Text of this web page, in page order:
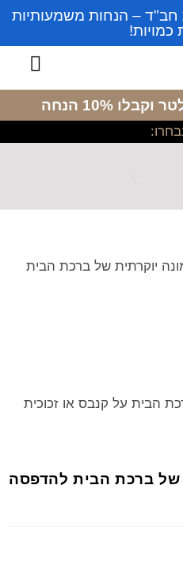
חב"ד – הנחות משמעותיות
כמויות!
וקבלו 10% הנחה
תמונה יוקרתית של ברכת הבית
הבית על קנבס או זכוכית
של ברכת הבית להדפסה